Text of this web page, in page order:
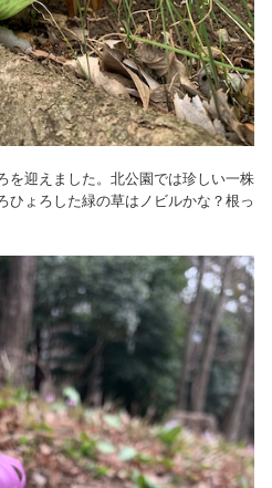
を迎えました。北公園では珍しい一株
ひょろした緑の草はノビルかな？根っ